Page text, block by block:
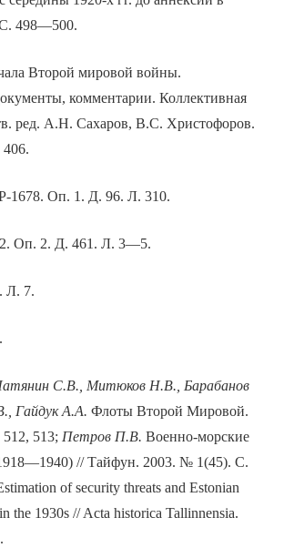
498—500.
Второй мировой войны.
комментарии. Коллективная
ред. А.Н. Сахаров, В.С. Христофоров.
Оп. 1. Д. 96. Л. 310.
Оп. 2. Д. 461. Л. 3—5.
Л. 7.
С.В., Митюков Н.В., Барабанов
Гайдук А.А. Флоты Второй Мировой.
513; Петров П.В. Военно-морские
// Тайфун. 2003. № 1(45). С.
of security threats and Estonian
the 1930s // Acta historica Tallinnensia.